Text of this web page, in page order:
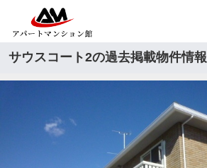
サウスコート2の過去掲載物件情報